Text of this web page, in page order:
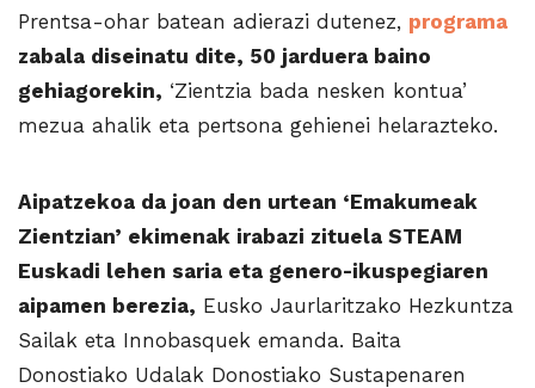
Prentsa-ohar batean adierazi dutenez, programa
zabala diseinatu dite, 50 jarduera baino
gehiagorekin, ‘Zientzia bada nesken kontua’
mezua ahalik eta pertsona gehienei helarazteko.
Aipatzekoa da joan den urtean ‘Emakumeak
Zientzian’ ekimenak irabazi zituela STEAM
Euskadi lehen saria eta genero-ikuspegiaren
aipamen berezia, Eusko Jaurlaritzako Hezkuntza
Sailak eta Innobasquek emanda. Baita
Donostiako Udalak Donostiako Sustapenaren